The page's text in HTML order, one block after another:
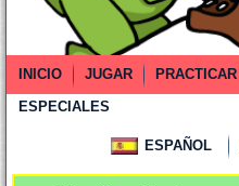
INICIO JUGAR PRACTICAR
ESPECIALES
ESPAÑOL